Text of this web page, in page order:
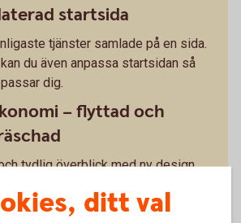
startsida
tjänster samlade på en sida.
du även anpassa startsidan så
dig.
– flyttad och
tydlig överblick med ny design.
handlar om digditt val